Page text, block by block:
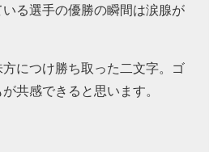
る選手の優勝の瞬間は涙腺が
につけ勝ち取った二文字。ゴ
共感できると思います。